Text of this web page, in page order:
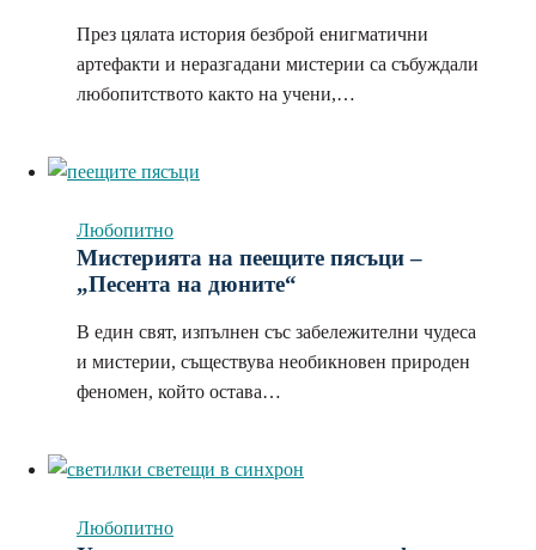
През цялата история безброй енигматични
артефакти и неразгадани мистерии са събуждали
любопитството както на учени,…
Любопитно
Мистерията на пеещите пясъци –
„Песента на дюните“
В един свят, изпълнен със забележителни чудеса
и мистерии, съществува необикновен природен
феномен, който остава…
Любопитно